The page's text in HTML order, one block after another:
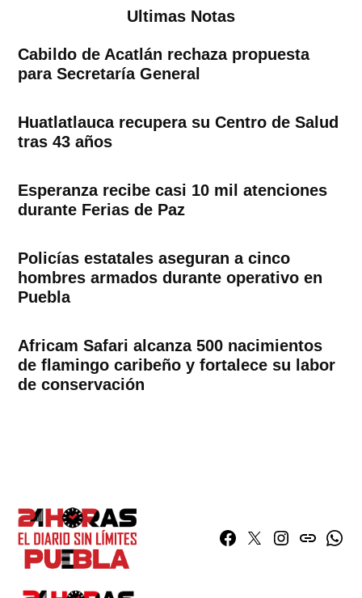
Ultimas Notas
Cabildo de Acatlán rechaza propuesta
para Secretaría General
Huatlatlauca recupera su Centro de Salud
tras 43 años
Esperanza recibe casi 10 mil atenciones
durante Ferias de Paz
Policías estatales aseguran a cinco
hombres armados durante operativo en
Puebla
Africam Safari alcanza 500 nacimientos
de flamingo caribeño y fortalece su labor
de conservación
Facebook
TwitterInstagram
issuu